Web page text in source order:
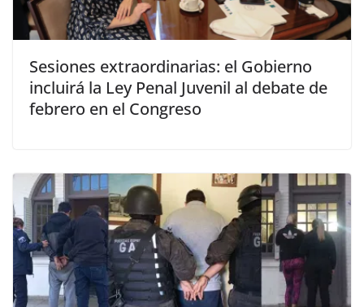
Sesiones extraordinarias: el Gobierno
incluirá la Ley Penal Juvenil al debate de
febrero en el Congreso